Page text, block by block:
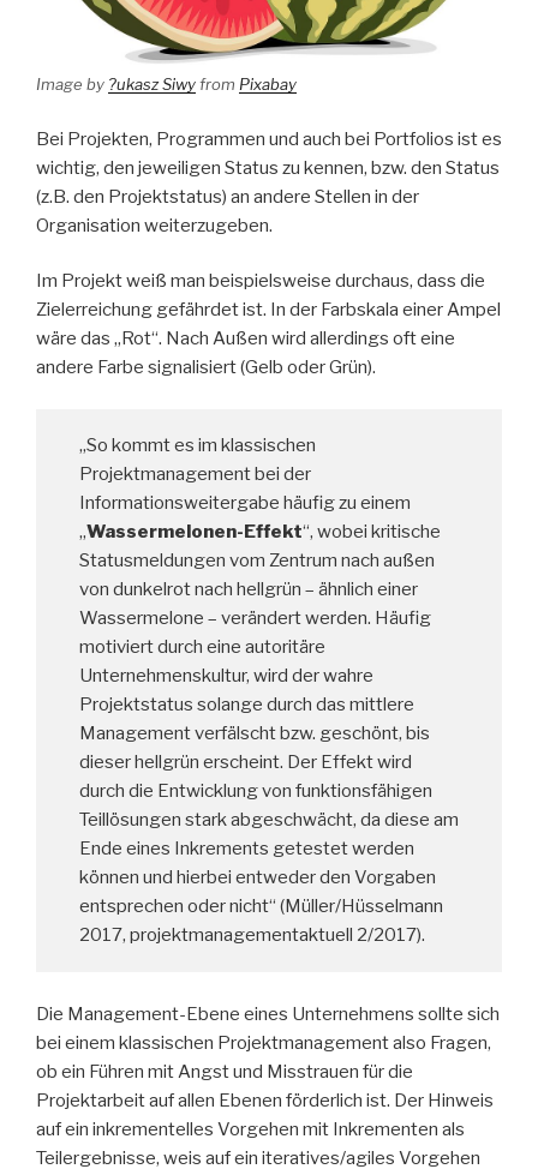
Image by ?ukasz Siwyfrom Pixabay
Bei Projekten, Programmen und auch bei Portfolios ist es
wichtig, den jeweiligen Status zu kennen, bzw. den Status
(z.B. den Projektstatus) an andere Stellen in der
Organisation weiterzugeben.
Im Projekt weiß man beispielsweise durchaus, dass die
Zielerreichung gefährdet ist. In der Farbskala einer Ampel
wäre das „Rot“. Nach Außen wird allerdings oft eine
andere Farbe signalisiert (Gelb oder Grün).
„So kommt es im klassischen
Projektmanagement bei der
Informationsweitergabe häufig zu einem
„Wassermelonen-Effekt“, wobei kritische
Statusmeldungen vom Zentrum nach außen
von dunkelrot nach hellgrün – ähnlich einer
Wassermelone – verändert werden. Häufig
motiviert durch eine autoritäre
Unternehmenskultur, wird der wahre
Projektstatus solange durch das mittlere
Management verfälscht bzw. geschönt, bis
dieser hellgrün erscheint. Der Effekt wird
durch die Entwicklung von funktionsfähigen
Teillösungen stark abgeschwächt, da diese am
Ende eines Inkrements getestet werden
können und hierbei entweder den Vorgaben
entsprechen oder nicht“ (Müller/Hüsselmann
2017, projektmanagementaktuell 2/2017).
Die Management-Ebene eines Unternehmens sollte sich
bei einem klassischen Projektmanagement also Fragen,
ob ein Führen mit Angst und Misstrauen für die
Projektarbeit auf allen Ebenen förderlich ist. Der Hinweis
auf ein inkrementelles Vorgehen mit Inkrementen als
Teilergebnisse, weis auf ein iteratives/agiles Vorgehen